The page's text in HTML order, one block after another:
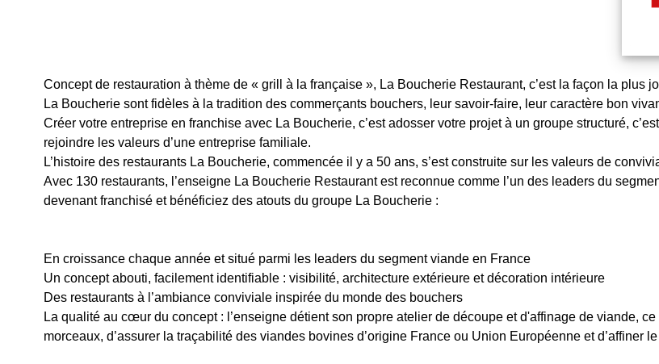
Concept de restauration à thème de « grill à la française », La Boucherie Restaurant, c’est la façon la plus
La Boucherie sont fidèles à la tradition des commerçants bouchers, leur savoir-faire, leur caractère bon
Créer votre entreprise en franchise avec La Boucherie, c’est adosser votre projet à un groupe structuré,
rejoindre les valeurs d’une entreprise familiale.
L’histoire des restaurants La Boucherie, commencée il y a 50 ans, s’est construite sur les valeurs de
Avec 130 restaurants, l’enseigne La Boucherie Restaurant est reconnue comme l’un des leaders du
devenant franchisé et bénéficiez des atouts du groupe La Boucherie :
En croissance chaque année et situé parmi les leaders du segment viande en France
Un concept abouti, facilement identifiable : visibilité, architecture extérieure et décoration intérieure
Des restaurants à l’ambiance conviviale inspirée du monde des bouchers
La qualité au cœur du concept : l’enseigne détient son propre atelier de découpe et d'affinage de viande,
morceaux, d’assurer la traçabilité des viandes bovines d’origine France ou Union Européenne et d’affiner